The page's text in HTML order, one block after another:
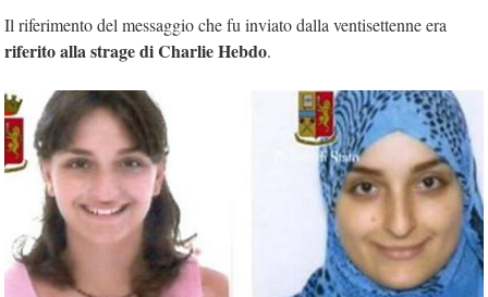
Il riferimento del messaggio che fu inviato dalla ventisettenne era
riferito alla strage di Charlie Hebdo.